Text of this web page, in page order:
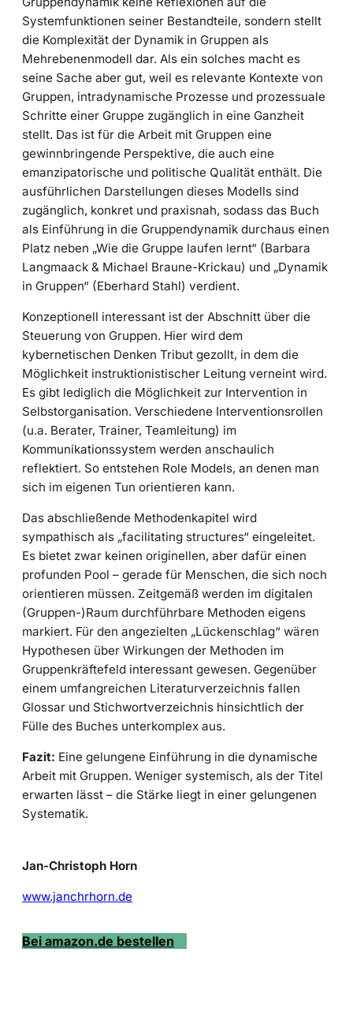
Systemfunktionen seiner Bestandteile, sondern stellt
die Komplexität der Dynamik in Gruppen als
Mehrebenenmodell dar. Als ein solches macht es
seine Sache aber gut, weil es relevante Kontexte von
Gruppen, intradynamische Prozesse und prozessuale
Schritte einer Gruppe zugänglich in eine Ganzheit
stellt. Das ist für die Arbeit mit Gruppen eine
gewinnbringende Perspektive, die auch eine
emanzipatorische und politische Qualität enthält. Die
ausführlichen Darstellungen dieses Modells sind
zugänglich, konkret und praxisnah, sodass das Buch
als Einführung in die Gruppendynamik durchaus einen
Platz neben „Wie die Gruppe laufen lernt“ (Barbara
Langmaack & Michael Braune-Krickau) und „Dynamik
in Gruppen“ (Eberhard Stahl) verdient.
Konzeptionell interessant ist der Abschnitt über die
Steuerung von Gruppen. Hier wird dem
kybernetischen Denken Tribut gezollt, in dem die
Möglichkeit instruktionistischer Leitung verneint wird.
Es gibt lediglich die Möglichkeit zur Intervention in
Selbstorganisation. Verschiedene Interventionsrollen
(u.a. Berater, Trainer, Teamleitung) im
Kommunikationssystem werden anschaulich
reflektiert. So entstehen Role Models, an denen man
sich im eigenen Tun orientieren kann.
Das abschließende Methodenkapitel wird
sympathisch als „facilitating structures“ eingeleitet.
Es bietet zwar keinen originellen, aber dafür einen
profunden Pool – gerade für Menschen, die sich noch
orientieren müssen. Zeitgemäß werden im digitalen
(Gruppen-)Raum durchführbare Methoden eigens
markiert. Für den angezielten „Lückenschlag“ wären
Hypothesen über Wirkungen der Methoden im
Gruppenkräftefeld interessant gewesen. Gegenüber
einem umfangreichen Literaturverzeichnis fallen
Glossar und Stichwortverzeichnis hinsichtlich der
Fülle des Buches unterkomplex aus.
Fazit: Eine gelungene Einführung in die dynamische
Arbeit mit Gruppen. Weniger systemisch, als der Titel
erwarten lässt – die Stärke liegt in einer gelungenen
Systematik.
Jan-Christoph Horn
www.janchrhorn.de
Bei amazon.de bestellen